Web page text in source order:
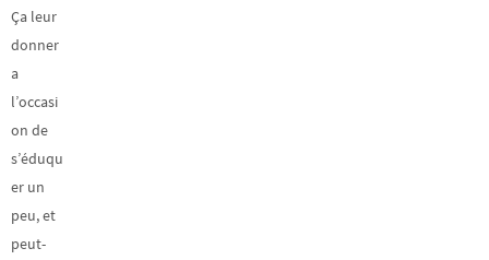
Ça leur
donner
a
l’occasi
on de
s’éduqu
er un
peu, et
peut-